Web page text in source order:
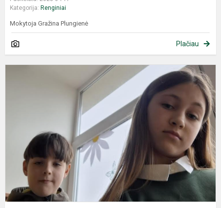
Kategorija: Renginiai
Mokytoja Gražina Plungienė
Plačiau